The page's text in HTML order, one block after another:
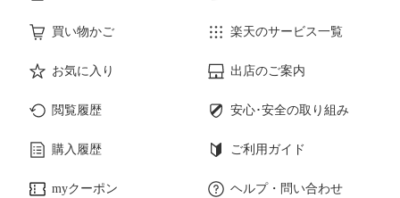
買い物かご 楽天のサービス一覧
お気に入り 出店のご案内
閲覧履歴 安心･安全の取り組み
購入履歴 ご利用ガイド
myクーポン ヘルプ・問い合わせ